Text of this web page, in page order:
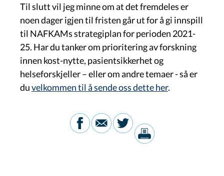
Til slutt vil jeg minne om at det fremdeles er
noen dager igjen til fristen går ut for å gi innspill
til NAFKAMs strategiplan for perioden 2021-
25. Har du tanker om prioritering av forskning
innen kost-nytte, pasientsikkerhet og
helseforskjeller – eller om andre temaer - så er
duvelkommen til å sende oss dette her.